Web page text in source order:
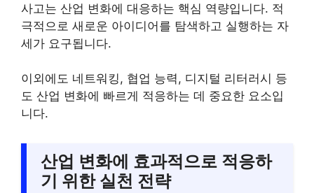
사고는 산업 변화에 대응하는 핵심 역량입니다. 적
극적으로 새로운 아이디어를 탐색하고 실행하는 자
세가 요구됩니다.
이외에도 네트워킹, 협업 능력, 디지털 리터러시 등
도 산업 변화에 빠르게 적응하는 데 중요한 요소입
니다.
산업 변화에 효과적으로 적응하
기 위한 실천 전략